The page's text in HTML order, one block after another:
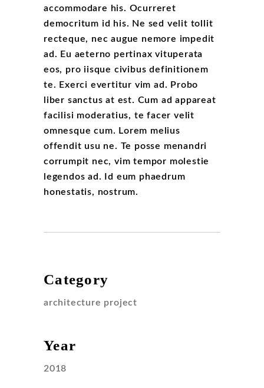
accommodare his. Ocurreret
democritum id his. Ne sed velit tollit
recteque, nec augue nemore impedit
ad. Eu aeterno pertinax vituperata
eos, pro iisque civibus definitionem
te. Exerci evertitur vim ad. Probo
liber sanctus at est. Cum ad appareat
facilisi moderatius, te facer velit
omnesque cum. Lorem melius
offendit usu ne. Te posse menandri
corrumpit nec, vim tempor molestie
legendos ad. Id eum phaedrum
honestatis, nostrum.
Category
architecture project
Year
2018